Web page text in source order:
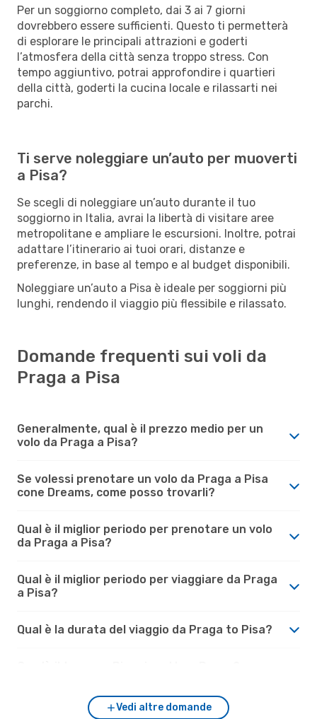
Per un soggiorno completo, dai 3 ai 7 giorni
dovrebbero essere sufficienti. Questo ti permetterà
di esplorare le principali attrazioni e goderti
l’atmosfera della città senza troppo stress. Con
tempo aggiuntivo, potrai approfondire i quartieri
della città, goderti la cucina locale e rilassarti nei
parchi.
Ti serve noleggiare un’auto per muoverti
a Pisa?
Se scegli di noleggiare un’auto durante il tuo
soggiorno in Italia, avrai la libertà di visitare aree
metropolitane e ampliare le escursioni. Inoltre, potrai
adattare l’itinerario ai tuoi orari, distanze e
preferenze, in base al tempo e al budget disponibili.
Noleggiare un’auto a Pisa è ideale per soggiorni più
lunghi, rendendo il viaggio più flessibile e rilassato.
Domande frequenti sui voli da
Praga a Pisa
Generalmente, qual è il prezzo medio per un
volo da Praga a Pisa?
Se volessi prenotare un volo da Praga a Pisa
cone Dreams, come posso trovarli?
Qual è il miglior periodo per prenotare un volo
da Praga a Pisa?
Qual è il miglior periodo per viaggiare da Praga
a Pisa?
Qual è la durata del viaggio da Praga to Pisa?
Vedi altre domande